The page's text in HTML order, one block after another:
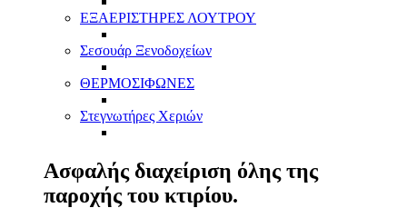
ΕΞΑΕΡΙΣΤΗΡΕΣ ΛΟΥΤΡΟΥ
Σεσουάρ Ξενοδοχείων
ΘΕΡΜΟΣΙΦΩΝΕΣ
Στεγνωτήρες Χεριών
Ασφαλής διαχείριση όλης της
παροχής του κτιρίου.